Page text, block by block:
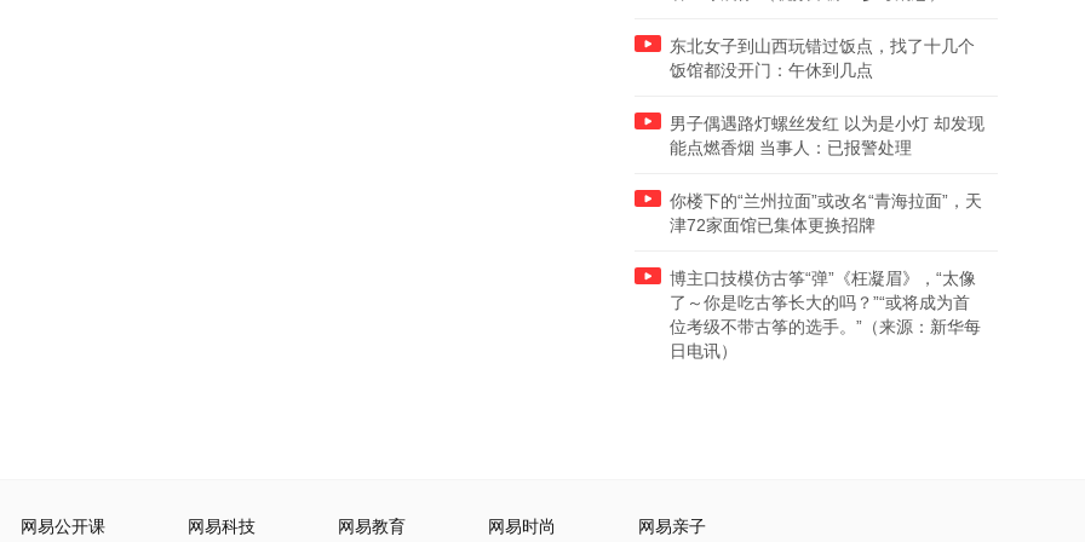
东北女子到山西玩错过饭点，找了十几个
饭馆都没开门：午休到几点
男子偶遇路灯螺丝发红 以为是小灯 却发现
能点燃香烟 当事人：已报警处理
你楼下的“兰州拉面”或改名“青海拉面”，天
津72家面馆已集体更换招牌
博主口技模仿古筝“弹”《枉凝眉》，“太像
了～你是吃古筝长大的吗？”“或将成为首
位考级不带古筝的选手。”（来源：新华每
日电讯）
网易公开课 网易科技 网易教育 网易时尚 网易亲子